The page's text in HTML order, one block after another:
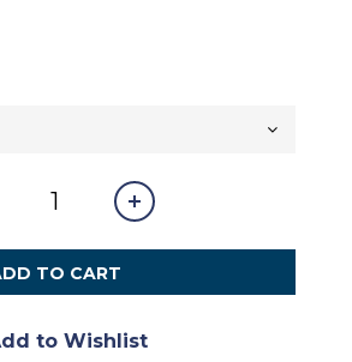
TO CART
to Wishlist